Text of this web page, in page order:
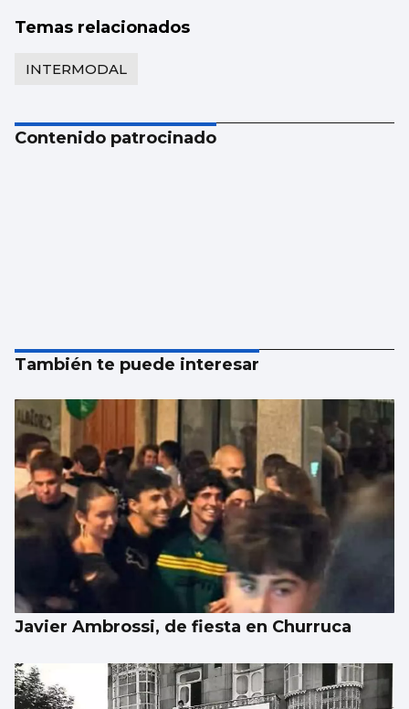
Temas relacionados
INTERMODAL
Contenido patrocinado
También te puede interesar
Javier Ambrossi, de fiesta en Churruca